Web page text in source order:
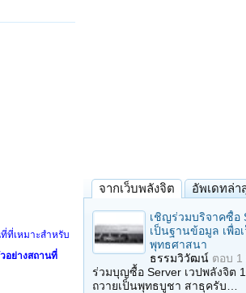
ที่เหมาะสำหรับ
อย่างสถานที่
จากเว็บพลังจิต อัพเดทล่า
เชิญร่วมบริจาคซื้อ
เป็นฐานข้อมูล เพื่อ
พุทธศาสนา
ธรรมวิวัฒน์ ตอบ 1
ร่วมบุญซื้อ Server เวปพลังจิต
ถวายเป็นพุทธบูชา สาธุครับ…